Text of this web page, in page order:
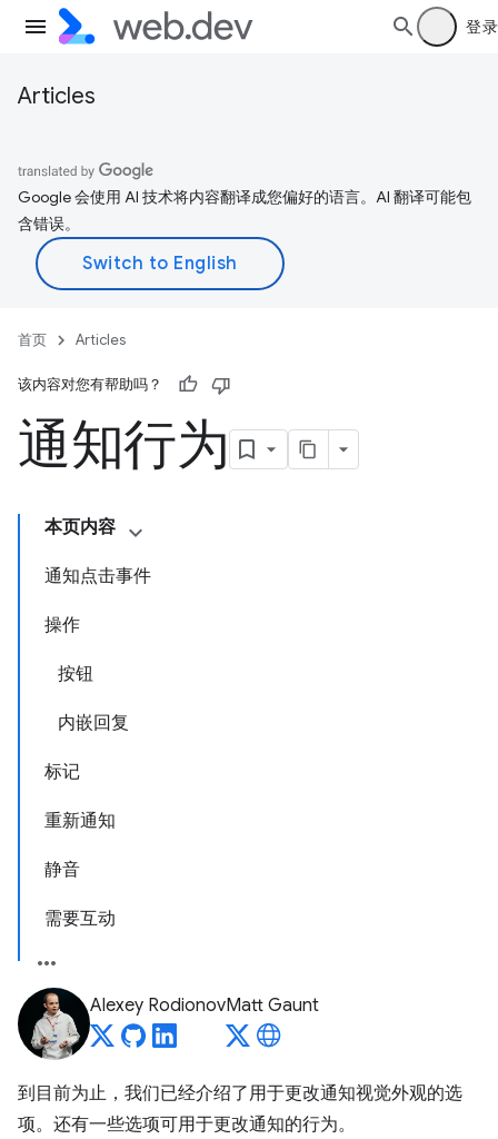
登录
Articles
Google 会使用 AI 技术将内容翻译成您偏好的语言。AI 翻译可能包
含错误。
首页 Articles
该内容对您有帮助吗？
通知行为
本页内容
通知点击事件
操作
按钮
内嵌回复
标记
重新通知
静音
需要互动
Alexey RodionovMatt Gaunt
到目前为止，我们已经介绍了用于更改通知视觉外观的选
项。还有一些选项可用于更改通知的行为。